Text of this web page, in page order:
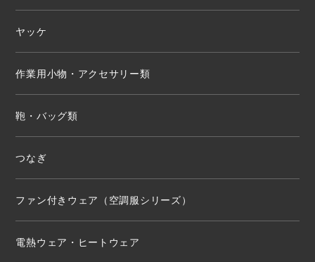
ヤッケ
作業用小物・アクセサリー類
鞄・バッグ類
つなぎ
ファン付きウェア（空調服シリーズ）
電熱ウェア・ヒートウェア